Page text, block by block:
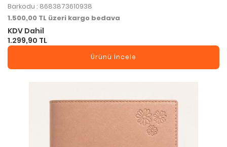
Barkodu : 8683873610938
1.500,00 TL üzeri kargo bedava
KDV Dahil
1.299,90 TL
Ürünü İncele